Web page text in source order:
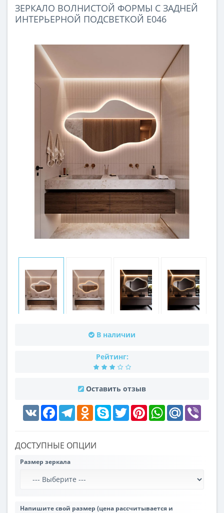
ЗЕРКАЛО ВОЛНИСТОЙ ФОРМЫ С ЗАДНЕЙ
ИНТЕРЬЕРНОЙ ПОДСВЕТКОЙ E046
В наличии
Рейтинг:
Оставить отзыв
VK FacebookTelegramOdnoklassniki
Skype Twitter PinterestWhatsAppMail.Ru
ДОСТУПНЫЕ ОПЦИИ
Размер зеркала
Напишите свой размер (цена рассчитывается и